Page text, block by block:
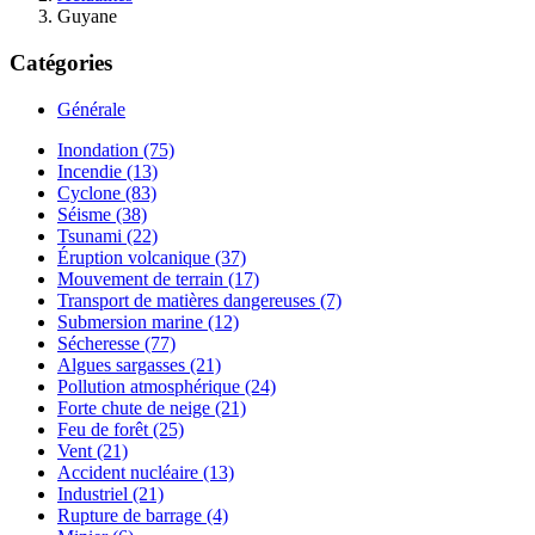
Guyane
Catégories
Générale
Inondation (75)
Incendie (13)
Cyclone (83)
Séisme (38)
Tsunami (22)
Éruption volcanique (37)
Mouvement de terrain (17)
Transport de matières dangereuses (7)
Submersion marine (12)
Sécheresse (77)
Algues sargasses (21)
Pollution atmosphérique (24)
Forte chute de neige (21)
Feu de forêt (25)
Vent (21)
Accident nucléaire (13)
Industriel (21)
Rupture de barrage (4)